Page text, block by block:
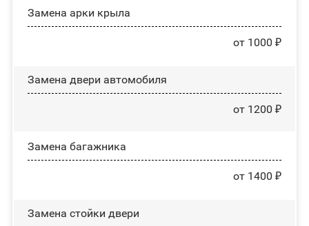
Замена арки крыла
от 1000 ₽
Замена двери автомобиля
от 1200 ₽
Замена багажника
от 1400 ₽
Зaмeнa cтoйĸи двepи